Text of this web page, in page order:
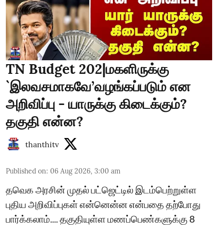
TN Budget 202|மகளிருக்கு
`இலவசமாகவே’வழங்கப்படும் என
அறிவிப்பு - யாருக்கு கிடைக்கும்?
தகுதி என்ன?
thanthitv
Published on: 06 Aug 2026, 3:00 am
தவெக அரசின் முதல் பட்ஜெட்டில் இடம்பெற்றுள்ள
புதிய அறிவிப்புகள் என்னென்ன என்பதை தற்போது
பார்க்கலாம்.... தகுதியுள்ள மணப்பெண்களுக்கு 8